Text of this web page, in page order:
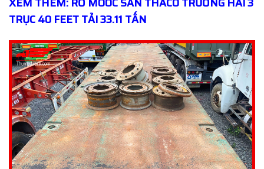
TRỤC 40 FEET TẢI 33.11 TẤN